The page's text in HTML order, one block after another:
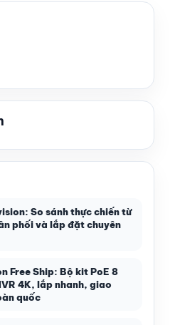
So sánh thực chiến từ
phối và lắp đặt chuyên
Free Ship: Bộ kit PoE 8
4K, lắp nhanh, giao
quốc